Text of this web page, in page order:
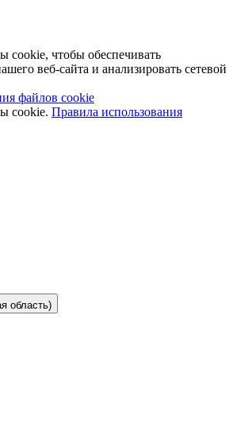
cookie, чтобы обеспечивать
веб-сайта и анализировать сетевой
файлов cookie
cookie. Правила использования
область)